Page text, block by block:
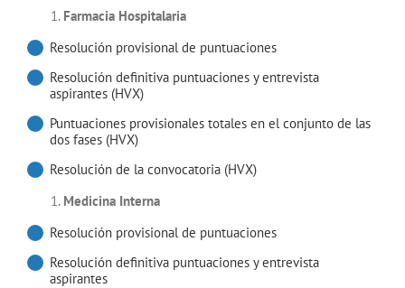
Farmacia Hospitalaria
Resolución provisional de puntuaciones
Resolución definitiva puntuaciones y entrevista
aspirantes (HVX)
Puntuaciones provisionales totales en el conjunto de las
dos fases (HVX)
Resolución de la convocatoria (HVX)
Medicina Interna
Resolución provisional de puntuaciones
Resolución definitiva puntuaciones y entrevista
aspirantes